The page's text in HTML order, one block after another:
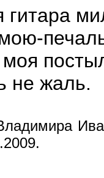
не жаль.